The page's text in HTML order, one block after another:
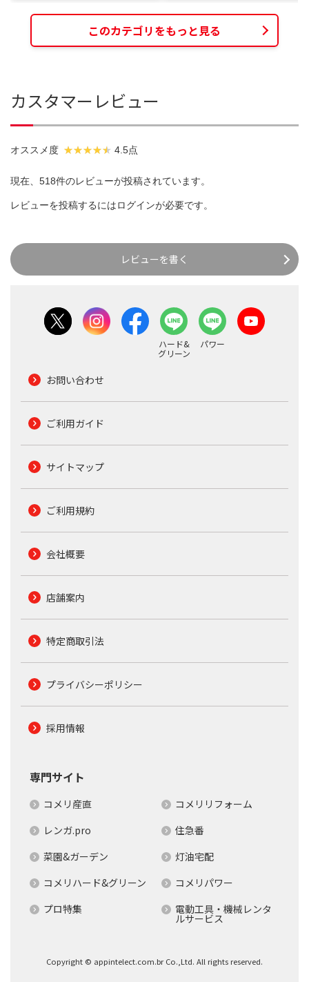
このカテゴリをもっと見る
カスタマーレビュー
オススメ度 4.5点
現在、518件のレビューが投稿されています。
レビューを投稿するにはログインが必要です。
レビューを書く
ハード&
グリーン
パワー
お問い合わせ
ご利用ガイド
サイトマップ
ご利用規約
会社概要
店舗案内
特定商取引法
プライバシーポリシー
採用情報
専門サイト
コメリ産直
コメリリフォーム
レンガ.pro
住急番
菜園&ガーデン
灯油宅配
コメリハード&グリーン
コメリパワー
プロ特集
電動工具・機械レンタ
ルサービス
Copyright © appintelect.com.br Co.,Ltd. All rights reserved.